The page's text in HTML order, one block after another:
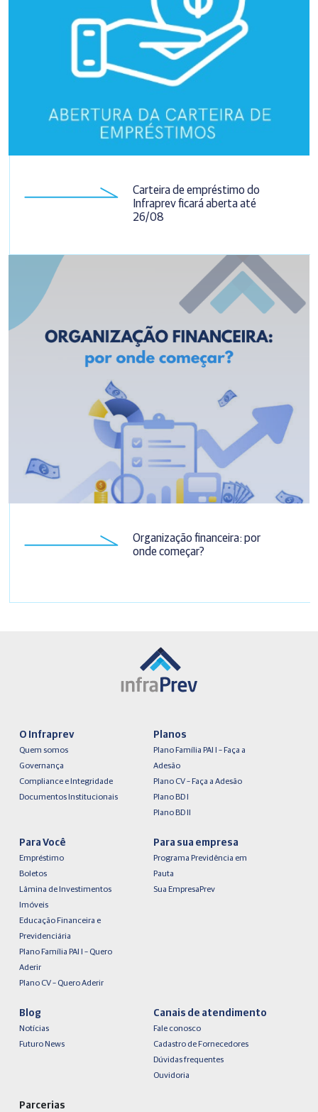
Carteira de empréstimo do
Infraprev ficará aberta até
26/08
Organização financeira: por
onde começar?
O Infraprev
Quem somos
Governança
Compliance e Integridade
Documentos Institucionais
Planos
Plano Família PAI I – Faça a
Adesão
Plano CV – Faça a Adesão
Plano BD I
Plano BD II
Para Você
Empréstimo
Boletos
Lâmina de Investimentos
Imóveis
Educação Financeira e
Previdenciária
Plano Família PAI I – Quero
Aderir
Plano CV – Quero Aderir
Para sua empresa
Programa Previdência em
Pauta
Sua EmpresaPrev
Blog
Notícias
Futuro News
Canais de atendimento
Fale conosco
Cadastro de Fornecedores
Dúvidas frequentes
Ouvidoria
Parcerias